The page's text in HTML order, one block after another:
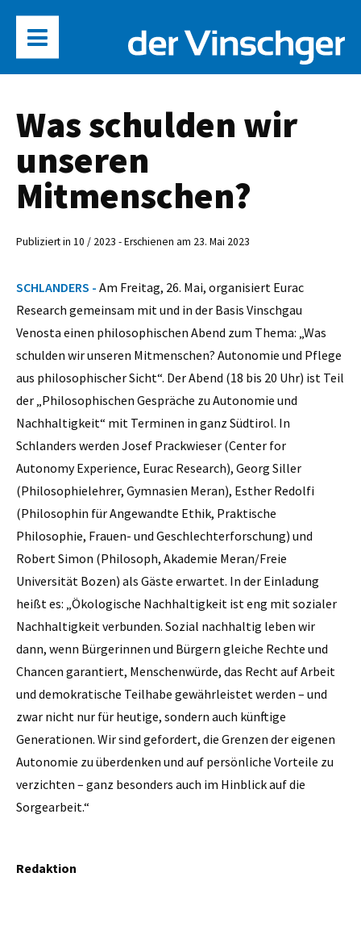
Was schulden wir
unseren
Mitmenschen?
Publiziert in 10 / 2023 - Erschienen am 23. Mai 2023
SCHLANDERS - Am Freitag, 26. Mai, organisiert Eurac
Research gemeinsam mit und in der Basis Vinschgau
Venosta einen philosophischen Abend zum Thema: „Was
schulden wir unseren Mitmenschen? Autonomie und Pflege
aus philosophischer Sicht“. Der Abend (18 bis 20 Uhr) ist Teil
der „Philosophischen Gespräche zu Autonomie und
Nachhaltigkeit“ mit Terminen in ganz Südtirol. In
Schlanders werden Josef Prackwieser (Center for
Autonomy Experience, Eurac Research), Georg Siller
(Philosophielehrer, Gymnasien Meran), Esther Redolfi
(Philosophin für Angewandte Ethik, Praktische
Philosophie, Frauen- und Geschlechterforschung) und
Robert Simon (Philosoph, Akademie Meran/Freie
Universität Bozen) als Gäste erwartet. In der Einladung
heißt es: „Ökologische Nachhaltigkeit ist eng mit sozialer
Nachhaltigkeit verbunden. Sozial nachhaltig leben wir
dann, wenn Bürgerinnen und Bürgern gleiche Rechte und
Chancen garantiert, Menschenwürde, das Recht auf Arbeit
und demokratische Teilhabe gewährleistet werden – und
zwar nicht nur für heutige, sondern auch künftige
Generationen. Wir sind gefordert, die Grenzen der eigenen
Autonomie zu überdenken und auf persönliche Vorteile zu
verzichten – ganz besonders auch im Hinblick auf die
Sorgearbeit.“
Redaktion